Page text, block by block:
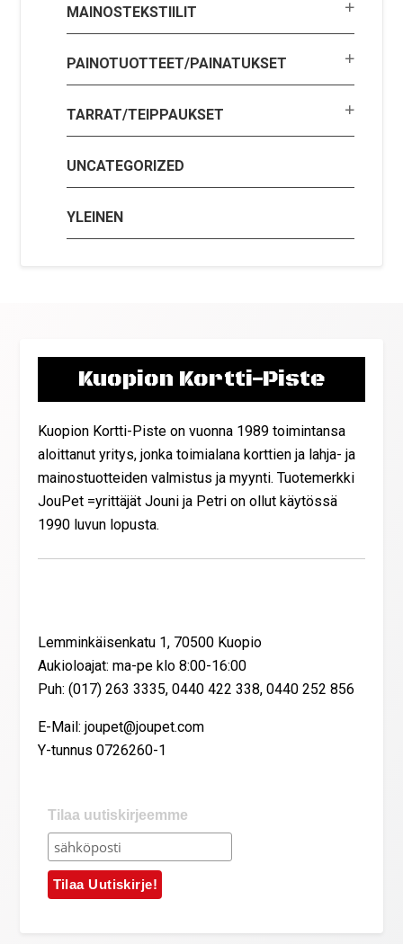
MAINOSTEKSTIILIT
PAINOTUOTTEET/PAINATUKSET
TARRAT/TEIPPAUKSET
UNCATEGORIZED
YLEINEN
Kuopion Kortti-Piste
Kuopion Kortti-Piste on vuonna 1989 toimintansa
aloittanut yritys, jonka toimialana korttien ja lahja- ja
mainostuotteiden valmistus ja myynti. Tuotemerkki
JouPet =yrittäjät Jouni ja Petri on ollut käytössä
1990 luvun lopusta.
Lemminkäisenkatu 1, 70500 Kuopio
Aukioloajat: ma-pe klo 8:00-16:00
Puh: (017) 263 3335, 0440 422 338, 0440 252 856
E-Mail: joupet@joupet.com
Y-tunnus 0726260-1
Tilaa uutiskirjeemme